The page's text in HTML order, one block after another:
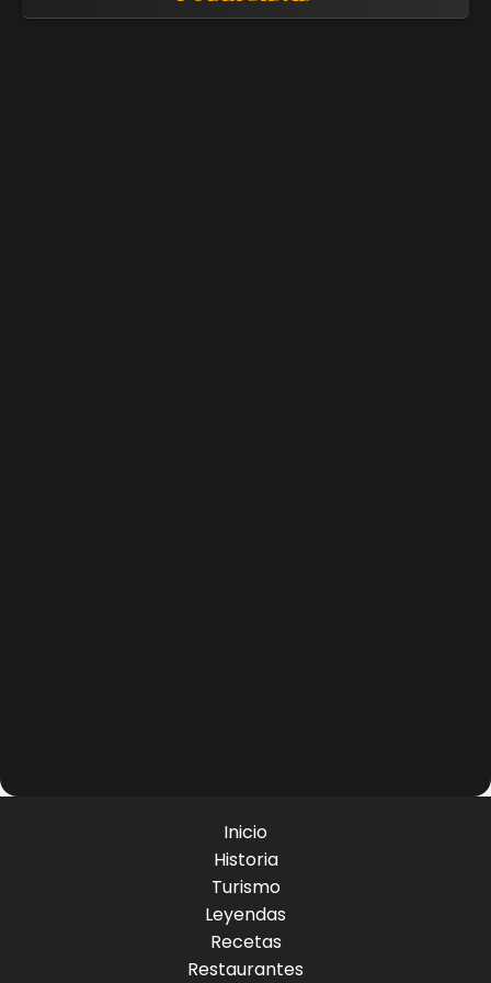
Inicio
Historia
Turismo
Leyendas
Recetas
Restaurantes